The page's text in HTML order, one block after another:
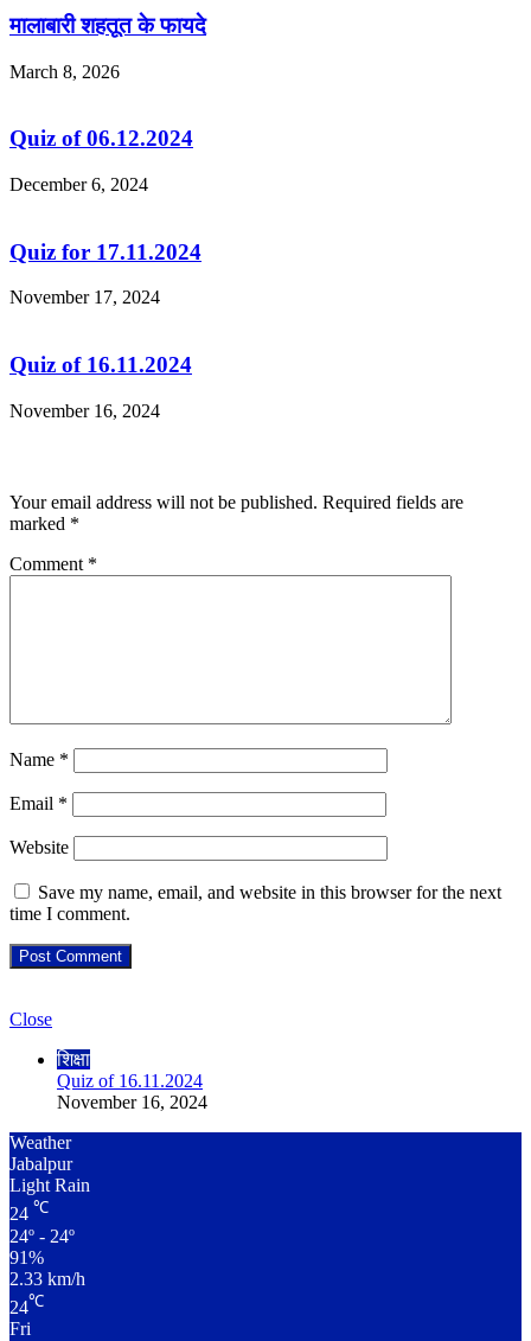
मालाबारी शहतूत के फायदे
March 8, 2026
Quiz of 06.12.2024
December 6, 2024
Quiz for 17.11.2024
November 17, 2024
Quiz of 16.11.2024
November 16, 2024
Your email address will not be published. Required fields are
marked *
Comment *
Name *
Email *
Website
Save my name, email, and website in this browser for the next
time I comment.
Close
शिक्षा
Quiz of 16.11.2024
November 16, 2024
Weather
Jabalpur
Light Rain
24 ℃
24º - 24º
91%
2.33 km/h
24℃
Fri